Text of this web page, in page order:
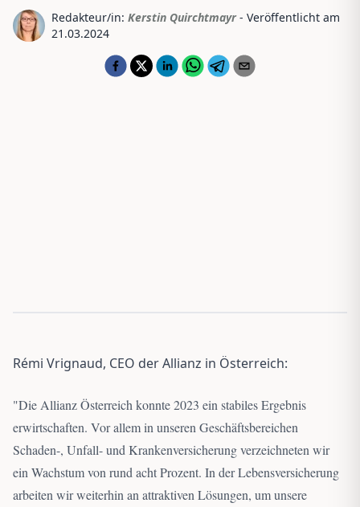
Redakteur/in: Kerstin Quirchtmayr - Veröffentlicht am
21.03.2024
Rémi Vrignaud, CEO der Allianz in Österreich:
"Die Allianz Österreich konnte 2023 ein stabiles Ergebnis
erwirtschaften. Vor allem in unseren Geschäftsbereichen
Schaden-, Unfall- und Krankenversicherung verzeichneten wir
ein Wachstum von rund acht Prozent. In der Lebensversicherung
arbeiten wir weiterhin an attraktiven Lösungen, um unsere